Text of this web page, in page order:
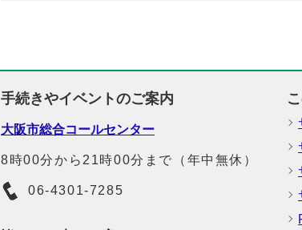
手続きやイベントのご案内
大阪市総合コールセンター
8時00分から21時00分まで（年中無休）
06-4301-7285